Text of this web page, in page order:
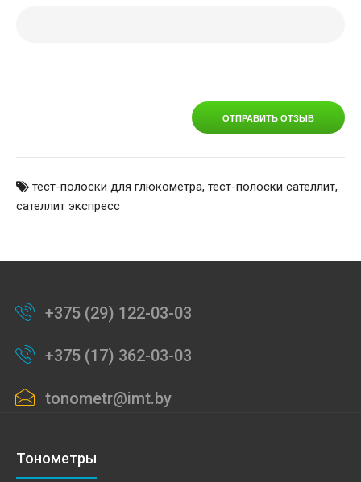
ОТПРАВИТЬ ОТЗЫВ
тест-полоски для глюкометра, тест-полоски сателлит,
сателлит экспресс
+375 (29) 122-03-03
+375 (17) 362-03-03
tonometr@imt.by
Тонометры